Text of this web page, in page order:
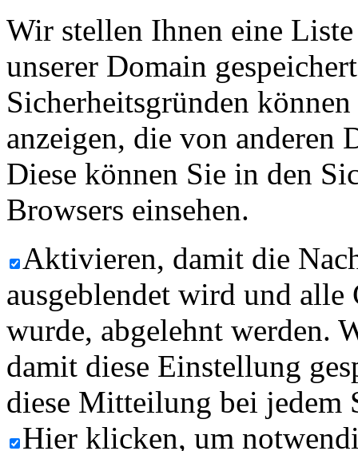
Wir stellen Ihnen eine
unserer Domain
Sicherheitsgründen
anzeigen, die von anderen
Diese können Sie in den
Browsers einsehen.
Aktivieren, damit die
ausgeblendet wird und
wurde, abgelehnt werden.
damit diese Einstellung
diese Mitteilung bei jedem
Hier klicken, um